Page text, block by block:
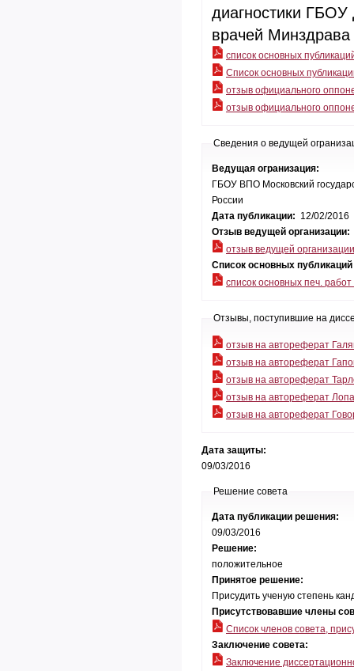
диагностики ГБОУ
врачей
список основных
Cписок основных
отзыв официального
отзыв официального
Сведения о ведущей
Ведущая огранизация:
ГБОУ ВПО Московский
России
Дата публикации: 12/02/2016
Отзыв ведущей организации:
отзыв ведущей организации
Список основных
список основных печ.
Отзывы, поступившие на
отзыв на автореферат
отзыв на автореферат
отзыв на автореферат
отзыв на автореферат
отзыв на автореферат
Дата защиты:
09/03/2016
Решение совета
Дата публикации решения:
09/03/2016
Решение:
положительное
Принятое решение:
Присудить ученую степень
Присутствовавшие члены
Cписок членов совета,
Заключение совета:
Заключение